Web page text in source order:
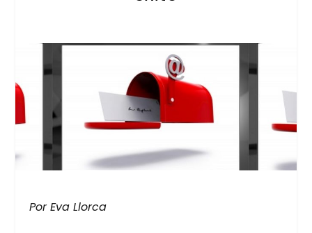
Por Eva Llor­ca